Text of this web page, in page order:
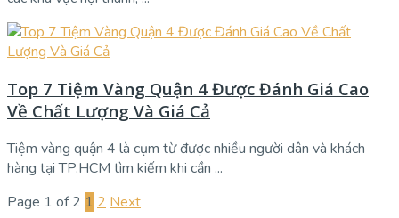
Top 7 Tiệm Vàng Quận 4 Được Đánh Giá Cao
Về Chất Lượng Và Giá Cả
Tiệm vàng quận 4 là cụm từ được nhiều người dân và khách
hàng tại TP.HCM tìm kiếm khi cần ...
Page 1 of 2 1 2 Next